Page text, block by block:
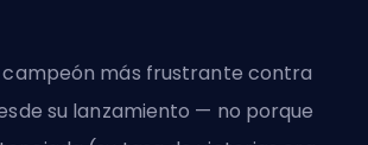
campeón más frustrante contra
su lanzamiento — no porque